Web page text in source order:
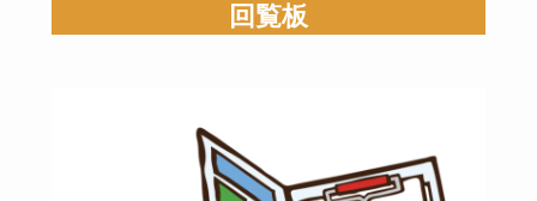
回覧板